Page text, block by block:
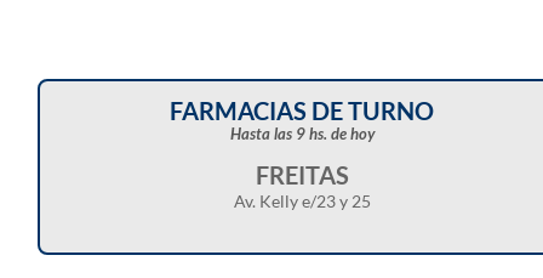
FARMACIAS DE TURNO
Hasta las 9 hs. de hoy
FREITAS
Av. Kelly e/23 y 25